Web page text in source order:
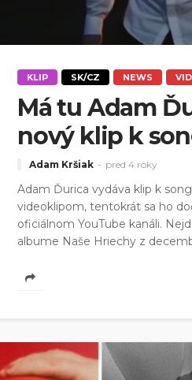
KLIP SK/CZ NEWS
Má tu Adam
nový klip k
Adam Kršiak pred 4 roky
Adam Ďurica vydáva klip k
videoklipom, tentokrát sa ho
oficiálnom YouTube kanáli.
albume Naše Hriechy z